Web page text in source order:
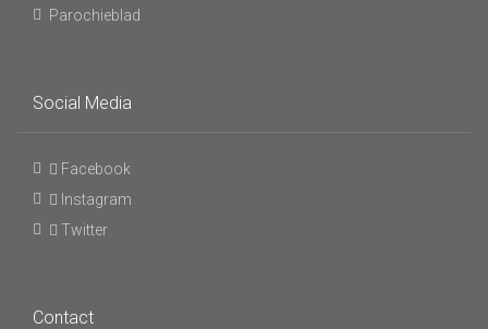
Parochieblad
Social Media
Facebook
Instagram
Twitter
Contact